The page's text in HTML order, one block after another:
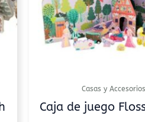
Casas y Accesorios
Caja de juego